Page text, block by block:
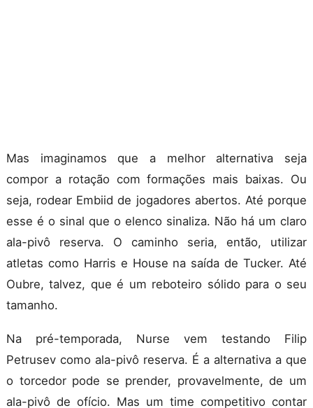
Mas imaginamos que a melhor alternativa seja
compor a rotação com formações mais baixas. Ou
seja, rodear Embiid de jogadores abertos. Até porque
esse é o sinal que o elenco sinaliza. Não há um claro
ala-pivô reserva. O caminho seria, então, utilizar
atletas como Harris e House na saída de Tucker. Até
Oubre, talvez, que é um reboteiro sólido para o seu
tamanho.
Na pré-temporada, Nurse vem testando Filip
Petrusev como ala-pivô reserva. É a alternativa a que
o torcedor pode se prender, provavelmente, de um
ala-pivô de ofício. Mas um time competitivo contar